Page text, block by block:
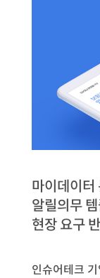
마이데이터
알릴의무
현장 요구
인슈어테크